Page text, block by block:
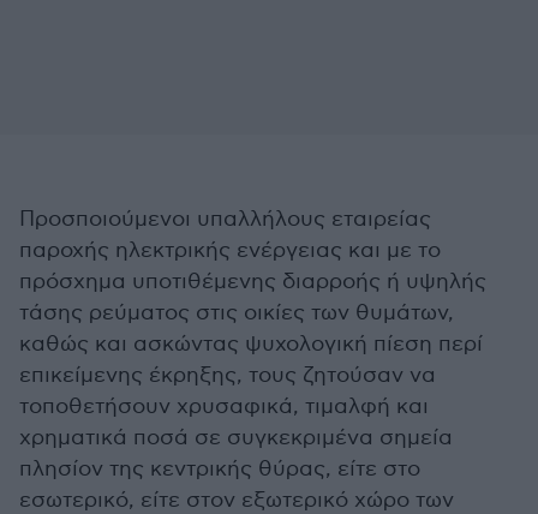
Προσποιούμενοι υπαλλήλους εταιρείας
παροχής ηλεκτρικής ενέργειας και με το
πρόσχημα υποτιθέμενης διαρροής ή υψηλής
τάσης ρεύματος στις οικίες των θυμάτων,
καθώς και ασκώντας ψυχολογική πίεση περί
επικείμενης έκρηξης, τους ζητούσαν να
τοποθετήσουν χρυσαφικά, τιμαλφή και
χρηματικά ποσά σε συγκεκριμένα σημεία
πλησίον της κεντρικής θύρας, είτε στο
εσωτερικό, είτε στον εξωτερικό χώρο των